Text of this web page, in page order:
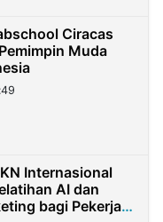
Ciracas
Muda
Internasional
AI dan
bagi Pekerja